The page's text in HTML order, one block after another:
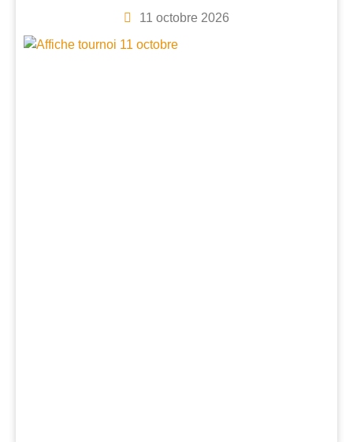
11 octobre 2026